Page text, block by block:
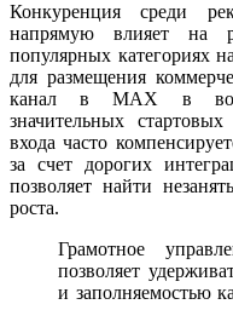
Конкуренция среди
напрямую влияет на
популярных категориях
для размещения
канал в MAX в
значительных
входа часто
за счет дорогих
позволяет найти
роста.
Грамотное
позволяет
и заполняемостью